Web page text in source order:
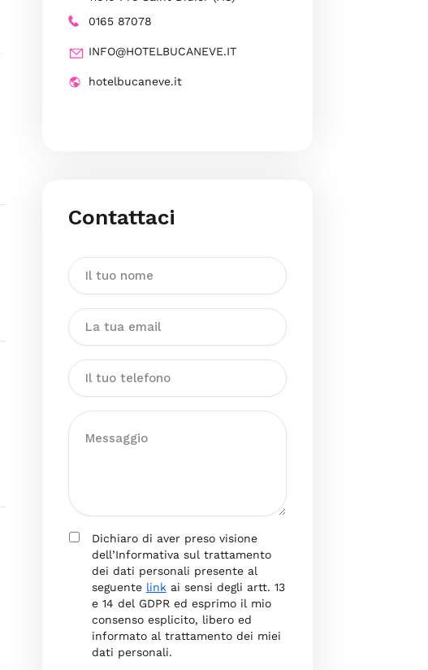
0165 87078
INFO@HOTELBUCANEVE.IT
hotelbucaneve.it
Contattaci
Dichiaro di aver preso visione
dell’Informativa sul trattamento
dei dati personali presente al
seguente linkai sensi degli artt. 13
e 14 del GDPR ed esprimo il mio
consenso esplicito, libero ed
informato al trattamento dei miei
dati personali.